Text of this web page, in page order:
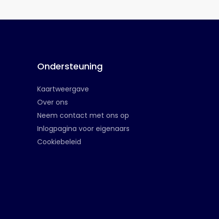
Ondersteuning
Kaartweergave
Over ons
Neem contact met ons op
Inlogpagina voor eigenaars
Cookiebeleid